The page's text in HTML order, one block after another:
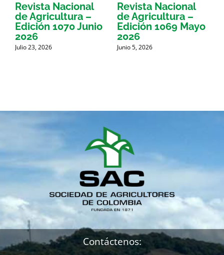
Revista Nacional
de Agricultura –
Edición 1070 Junio
2026
Julio 23, 2026
Revista Nacional
de Agricultura –
Edición 1069 Mayo
2026
Junio 5, 2026
Contáctenos: